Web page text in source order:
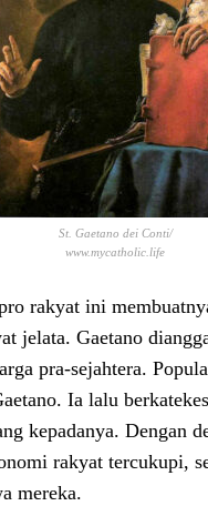
St. Gaetano dei Conti/
www.mycatholic.life
rakyat ini
jelata. Gaetano
pra-sejahtera.
Ia lalu
kepadanya. Dengan
rakyat tercukupi,
mereka.